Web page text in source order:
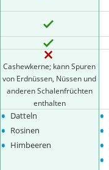
Cashewkerne; kann Spuren
von Erdnüssen, Nüssen und
anderen Schalenfrüchten
enthalten
• Datteln
• Rosinen
• Himbeeren
•
•
•
•